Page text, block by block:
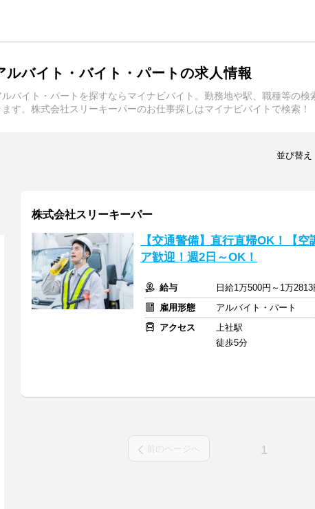
バイト・バイト・パートの求人情報
バイト・パートを探すならマイナビバイト。勤務地や駅、職種等の
す。株式会社スリーキーパーのお仕事探しはマイナビバイトで検索！
並び替え
株式会社スリーキーパー
【交通警備】直行直帰OK！【
ア歓迎！週2日～OK！
給与
日給1万500円～1万
雇用形態
アルバイト・パート
アクセス
上社駅
徒歩5分
前のページへ 1